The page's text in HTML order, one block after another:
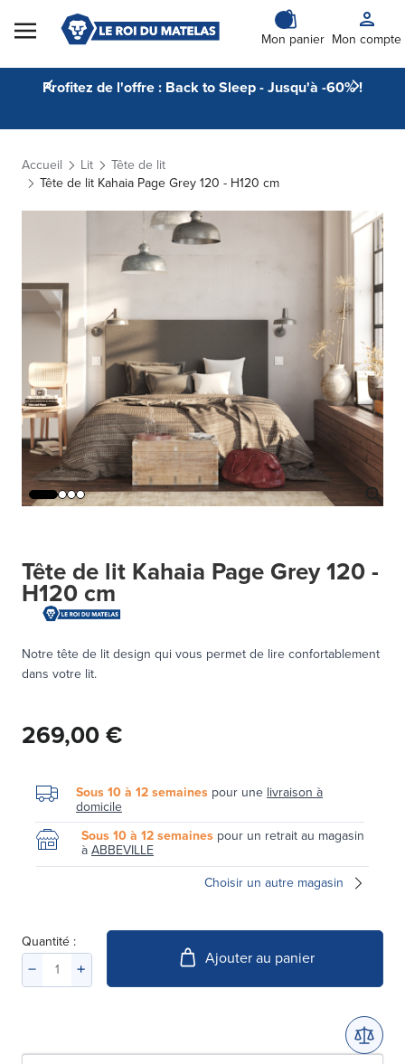
Skip to Content
Mon panier Mon compte
Profitez de l'offre : Back to Sleep - Jusqu'à -60% !
Accueil Lit
Tête de lit
Tête de lit Kahaia Page Grey 120 - H120 cm
Tête de lit Kahaia Page Grey 120 -
H120 cm
Notre tête de lit design qui vous permet de lire confortablement
dans votre lit.
269,00 €
Sous 10 à 12 semaines pour une livraison à
domicile
Sous 10 à 12 semaines pour un retrait au magasin
àABBEVILLE
Choisir un autre magasin
Quantité :
Ajouter au panier